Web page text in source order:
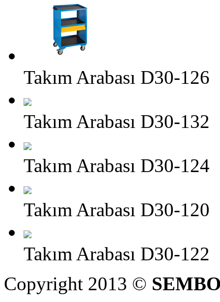
Takım Arabası D30-126
Takım Arabası D30-132
Takım Arabası D30-124
Takım Arabası D30-120
Takım Arabası D30-122
Copyright 2013 ©